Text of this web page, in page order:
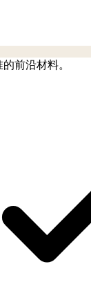
前沿材料。